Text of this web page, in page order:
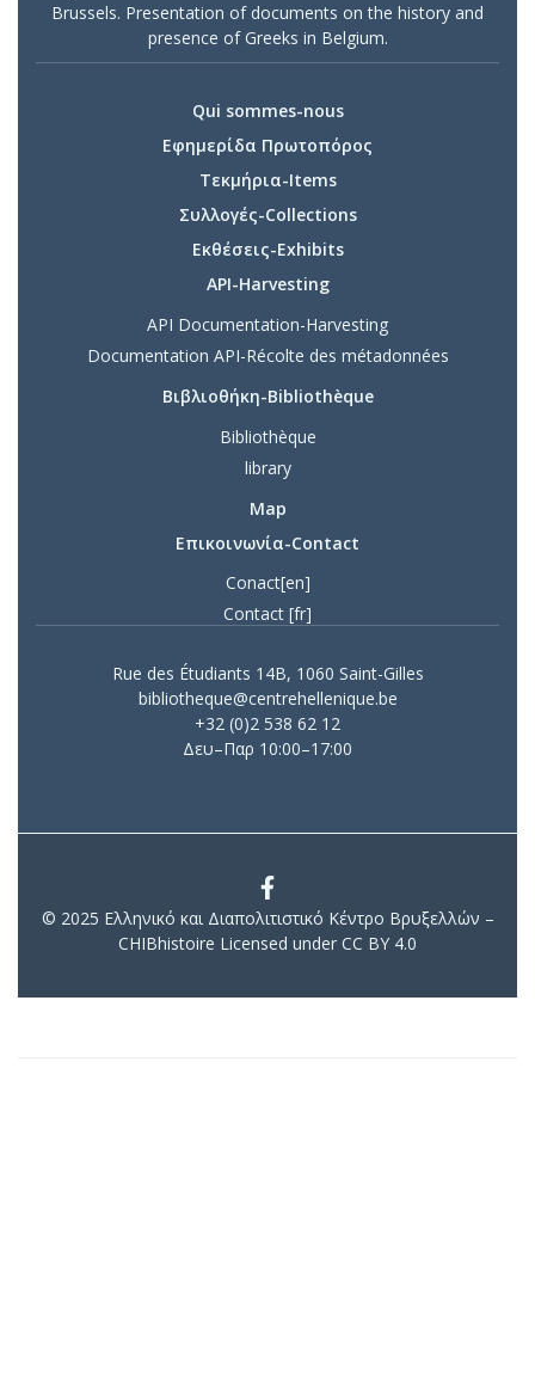
Brussels. Presentation of documents on the history and
presence of Greeks in Belgium.
Qui sommes-nous
Εφημερίδα Πρωτοπόρος
Τεκμήρια-Items
Συλλογές-Collections
Εκθέσεις-Exhibits
API-Harvesting
API Documentation-Harvesting
Documentation API-Récolte des métadonnées
Βιβλιοθήκη-Bibliothèque
Bibliothèque
library
Map
Επικοινωνία-Contact
Conact[en]
Contact [fr]
Rue des Étudiants 14B, 1060 Saint-Gilles
bibliotheque@centrehellenique.be
+32 (0)2 538 62 12
Δευ–Παρ 10:00–17:00
© 2025 Ελληνικό και Διαπολιτιστικό Κέντρο Βρυξελλών –
CHIBhistoire Licensed under CC BY 4.0